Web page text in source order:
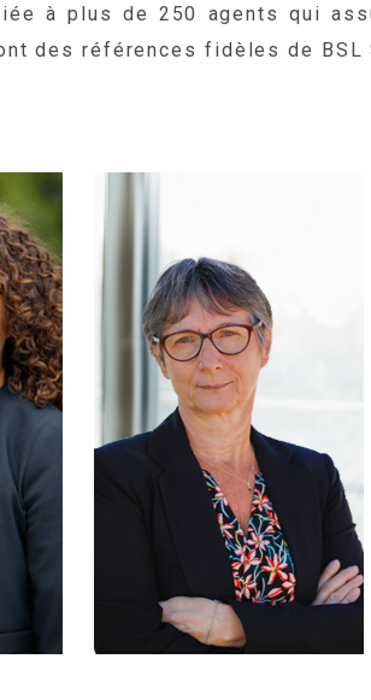
à plus de 250 agents qui
des références fidèles de BSL